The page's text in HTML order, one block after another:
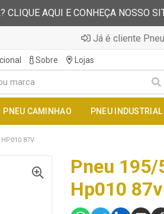
CLIQUE AQUI E CONHEÇA NOSSO
Já é cliente
Sobre Lojas
PNEU CAMINHAO PNEU INDUSTRIAL
87V
Pneu 195/
Hp010 87v